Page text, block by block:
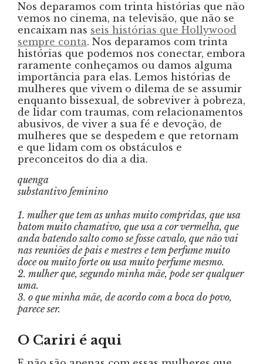
Nos deparamos com trinta histórias que não
vemos no cinema, na televisão, que não se
encaixam nas seis histórias que Hollywood
sempre conta. Nos deparamos com trinta
histórias que podemos nos conectar, embora
raramente conheçamos ou damos alguma
importância para elas. Lemos histórias de
mulheres que vivem o dilema de se assumir
enquanto bissexual, de sobreviver à pobreza,
de lidar com traumas, com relacionamentos
abusivos, de viver a sua fé e devoção, de
mulheres que se despedem e que retornam
e que lidam com os obstáculos e
preconceitos do dia a dia.
quenga
substantivo feminino
1. mulher que tem as unhas muito compridas, que usa
batom muito chamativo, que usa a cor vermelha, que
anda batendo salto como se fosse cavalo, que não vai
nas reuniões de pais e mestres e tem perfume muito
doce ou muito forte ou usa muito perfume mesmo.
2. mulher que, segundo minha mãe, pode ser qualquer
uma.
3. o que minha mãe, de acordo com a boca do povo,
parece ser.
O Cariri é aqui